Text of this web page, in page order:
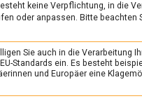
& GESUNDHEIT/
sich alles
8. Juli 2022 Johannes
keine Verpflichtung, in die
oder anpassen. Bitte beachten
Sie auch in die Verarbeitung
Standards ein. Es besteht
und Europäer eine